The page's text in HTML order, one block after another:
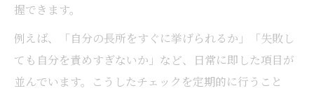
握できます。
例えば、「自分の長所をすぐに挙げられるか」「失敗し
ても自分を責めすぎないか」など、日常に即した項目が
並んでいます。こうしたチェックを定期的に行うこと